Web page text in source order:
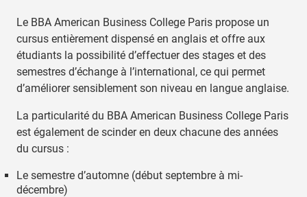
Le BBA American Business College Paris propose un
cursus entièrement dispensé en anglais et offre aux
étudiants la possibilité d’effectuer des stages et des
semestres d’échange à l’international, ce qui permet
d’améliorer sensiblement son niveau en langue anglaise.
La particularité du BBA American Business College Paris
est également de scinder en deux chacune des années
du cursus :
Le semestre d’automne (début septembre à mi-
décembre)